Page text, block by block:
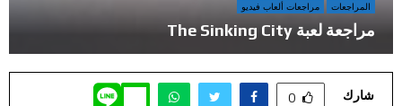
المراجعات مراجعات ألعاب فيديو
مراجعة لعبة The Sinking City
شارك 0